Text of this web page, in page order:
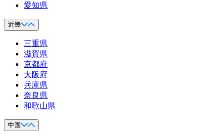
愛知県
近畿
三重県
滋賀県
京都府
大阪府
兵庫県
奈良県
和歌山県
中国